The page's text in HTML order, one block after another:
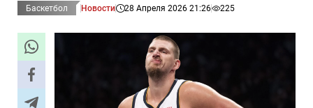
Баскетбол Новости 28 Апреля 2026 21:26 225